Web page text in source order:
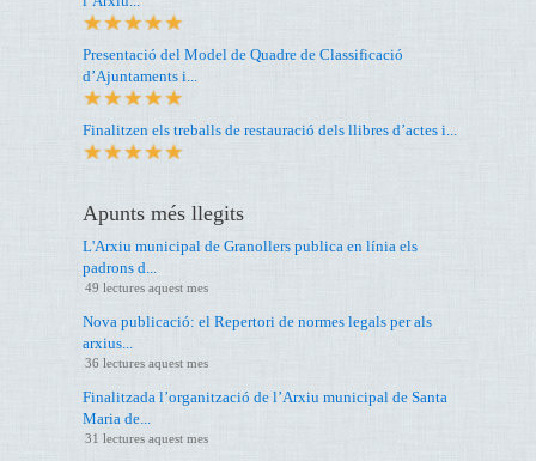
Presentació del Model de Quadre de Classificació
d’Ajuntaments i...
Finalitzen els treballs de restauració dels llibres d’actes i...
Apunts més llegits
L'Arxiu municipal de Granollers publica en línia els
padrons d...
49 lectures aquest mes
Nova publicació: el Repertori de normes legals per als
arxius...
36 lectures aquest mes
Finalitzada l’organització de l’Arxiu municipal de Santa
Maria de...
31 lectures aquest mes